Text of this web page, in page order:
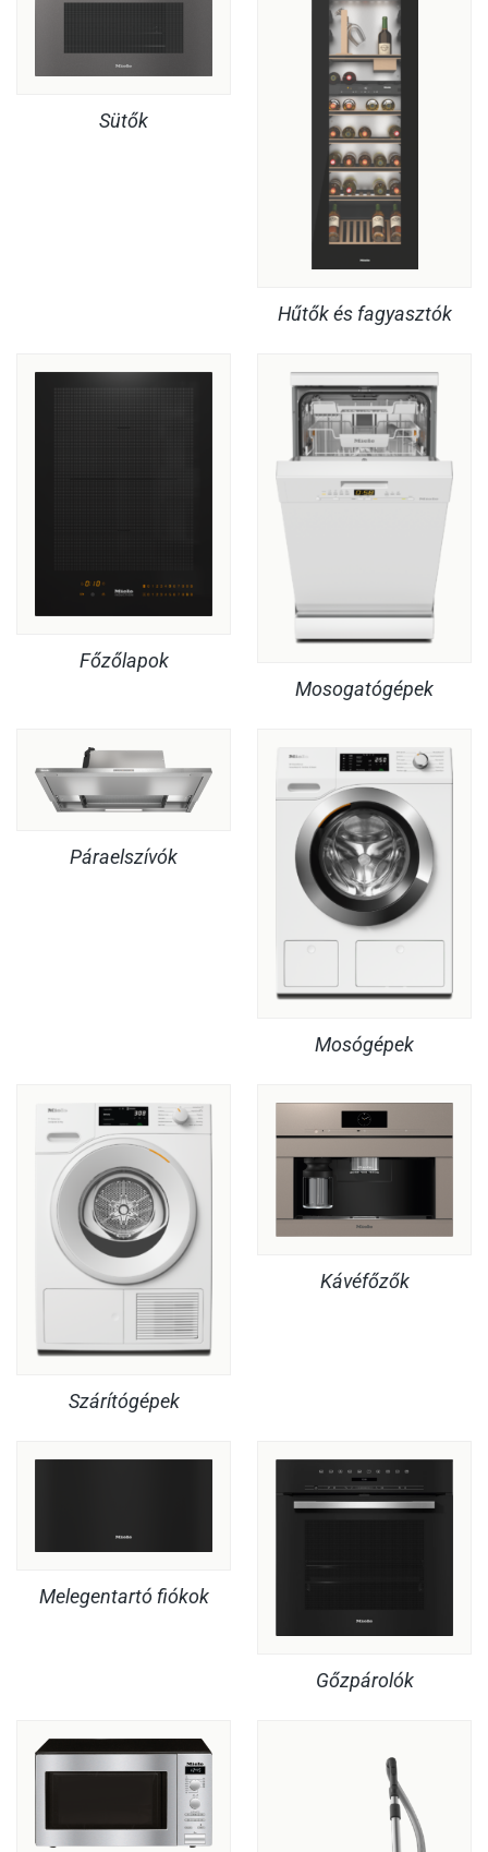
Sütők
Hűtők és fagyasztók
Főzőlapok
Mosogatógépek
Páraelszívók
Mosógépek
Szárítógépek
Kávéfőzők
Melegentartó fiókok
Gőzpárolók